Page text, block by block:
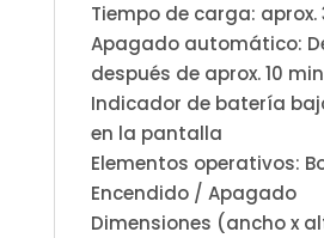
Tiempo de carga: aprox.
Apagado automático:
después de aprox. 10
Indicador de batería
en la pantalla
Elementos operativos:
Encendido / Apagado
Dimensiones (ancho x